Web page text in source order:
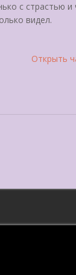
с страстью и
видел.
Открыть